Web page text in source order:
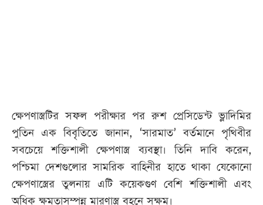
ক্ষেপণাস্ত্রটির সফল পরীক্ষার পর রুশ প্রেসিডেন্ট ভ্লাদিমির
পুতিন এক বিবৃতিতে জানান, ‘সারমাত’ বর্তমানে পৃথিবীর
সবচেয়ে শক্তিশালী ক্ষেপণাস্ত্র ব্যবস্থা। তিনি দাবি করেন,
পশ্চিমা দেশগুলোর সামরিক বাহিনীর হাতে থাকা যেকোনো
ক্ষেপণাস্ত্রের তুলনায় এটি কয়েকগুণ বেশি শক্তিশালী এবং
অধিক ক্ষমতাসম্পন্ন মারণাস্ত্র বহনে সক্ষম।